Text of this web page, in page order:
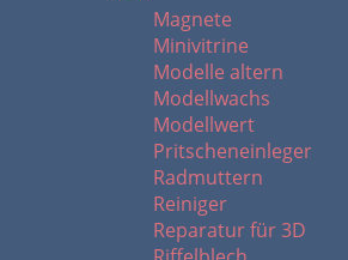
Magnete
Minivitrine
Modelle altern
Modellwachs
Modellwert
Pritscheneinleger
Radmuttern
Reiniger
Reparatur für 3D